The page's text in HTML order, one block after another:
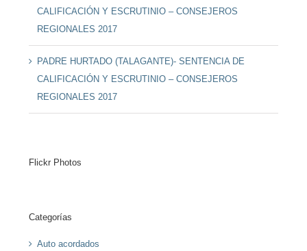
CALIFICACIÓN Y ESCRUTINIO – CONSEJEROS
REGIONALES 2017
PADRE HURTADO (TALAGANTE)- SENTENCIA DE
CALIFICACIÓN Y ESCRUTINIO – CONSEJEROS
REGIONALES 2017
Flickr Photos
Categorías
Auto acordados